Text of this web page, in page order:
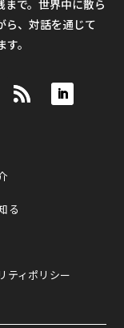
まで。世界中に散ら
ら、対話を通じて
。
る
ティポリシー